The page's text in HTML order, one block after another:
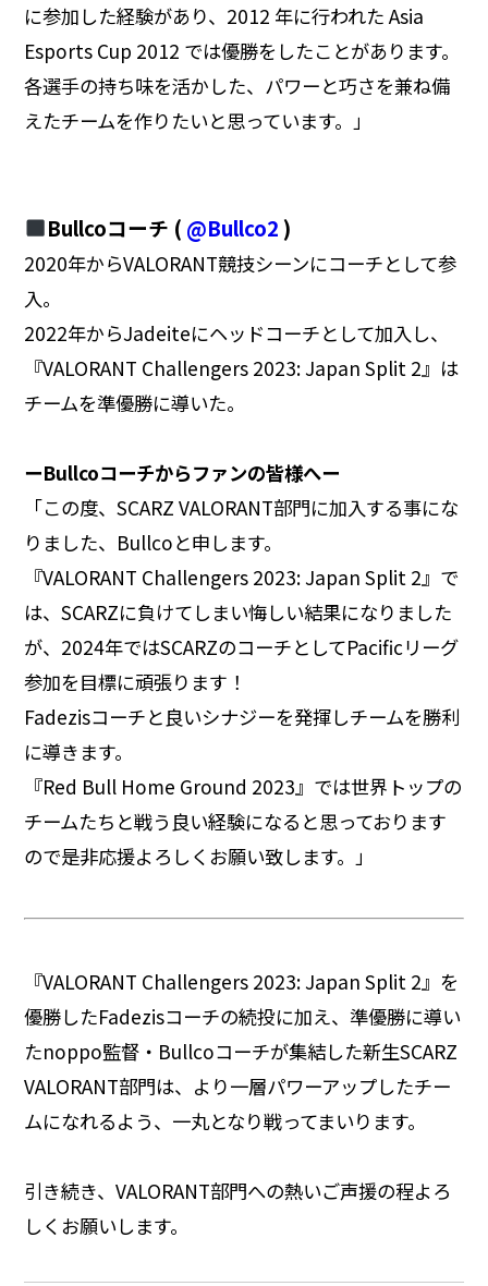
に参加した経験があり、2012 年に行われた Asia
Esports Cup 2012 では優勝をしたことがあります。
各選手の持ち味を活かした、パワーと巧さを兼ね備
えたチームを作りたいと思っています。」
Bullcoコーチ ( @Bullco2 )
2020年からVALORANT競技シーンにコーチとして参
入。
2022年からJadeiteにヘッドコーチとして加入し、
『VALORANT Challengers 2023: Japan Split 2』は
チームを準優勝に導いた。
ーBullcoコーチからファンの皆様へー
「この度、SCARZ VALORANT部門に加入する事にな
りました、Bullcoと申します。
『VALORANT Challengers 2023: Japan Split 2』で
は、SCARZに負けてしまい悔しい結果になりました
が、2024年ではSCARZのコーチとしてPacificリーグ
参加を目標に頑張ります！
Fadezisコーチと良いシナジーを発揮しチームを勝利
に導きます。
『Red Bull Home Ground 2023』 では世界トップの
チームたちと戦う良い経験になると思っております
ので是非応援よろしくお願い致します。」
『VALORANT Challengers 2023: Japan Split 2』を
優勝したFadezisコーチの続投に加え、準優勝に導い
たnoppo監督・Bullcoコーチが集結した新生SCARZ
VALORANT部門は、より一層パワーアップしたチー
ムになれるよう、一丸となり戦ってまいります。
引き続き、VALORANT部門への熱いご声援の程よろ
しくお願いします。